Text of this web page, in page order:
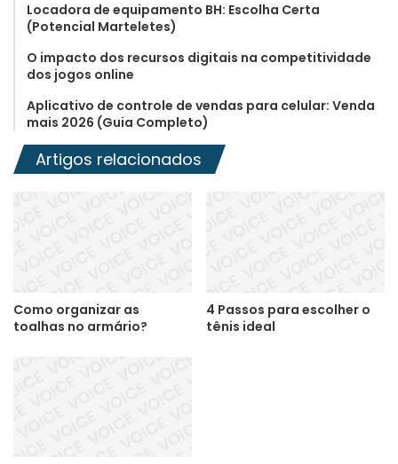
Locadora de equipamento BH: Escolha Certa
(Potencial Marteletes)
O impacto dos recursos digitais na competitividade
dos jogos online
Aplicativo de controle de vendas para celular: Venda
mais 2026 (Guia Completo)
Artigos relacionados
Como organizar as
toalhas no armário?
4 Passos para escolher o
tênis ideal